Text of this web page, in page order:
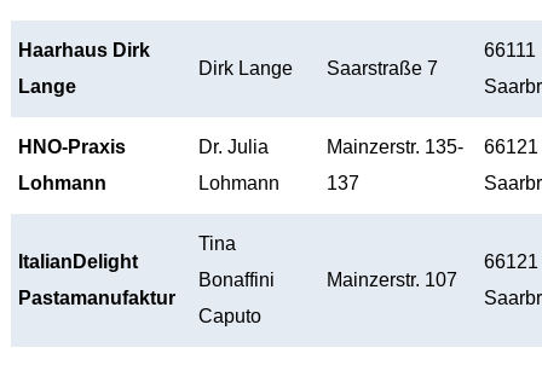
Haarhaus Dirk
Lange
Dirk Lange Saarstraße 7
66111
HNO-Praxis
Lohmann
Dr. Julia
Lohmann
Mainzerstr. 135-
137
66121
ItalianDelight
Pastamanufaktur
Tina
Bonaffini
Caputo
Mainzerstr. 107
66121